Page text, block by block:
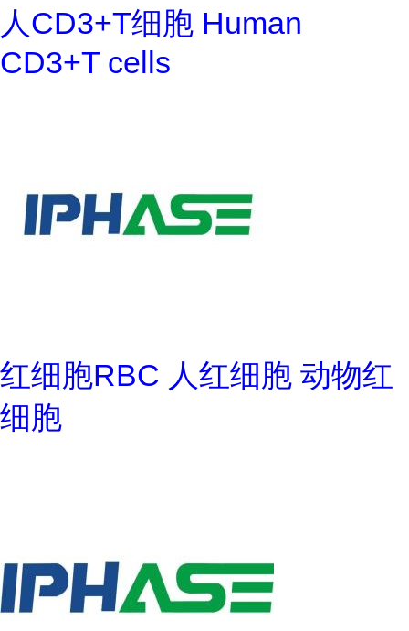
人CD3+T细胞 Human
CD3+T cells
红细胞RBC 人红细胞 动物红
细胞